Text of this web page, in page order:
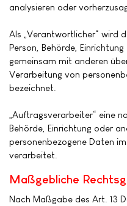
analysieren oder
Als „Verantwortlicher“ wird
Person, Behörde,
gemeinsam mit anderen
Verarbeitung von
bezeichnet.
„Auftragsverarbeiter“ eine
Behörde, Einrichtung oder
personenbezogene Daten
verarbeitet.
Maßgebliche
Nach Maßgabe des Art. 13